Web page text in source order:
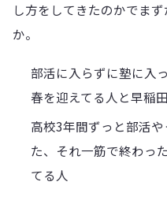
し方をしてきたのかでま
か。
部活に入らずに塾に入
春を迎えてる人と早稲
高校3年間ずっと部活
た、それ一筋で終わっ
てる人